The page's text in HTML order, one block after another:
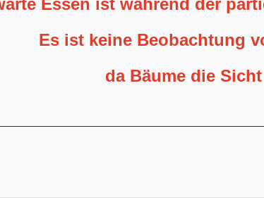
Essen ist während der
Es ist keine Beobachtung
da Bäume die